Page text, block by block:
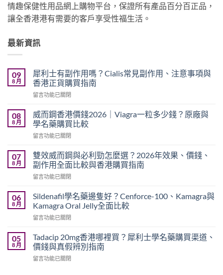
情趣保健性用品網上購物平台，保證所有產品百分百正品，
讓全香港港有需要的客戶享受性福生活。
最新資訊
09
8 月
犀利士有副作用嗎？Cialis常見副作用、注意事項與
香港正貨購買指南
在
利
士
有
副
用
嗎？
Cialis
常
副
作
注
事
項
與
留言功能已關閉
08
8 月
威而鋼香港價錢2026｜Viagra一粒多少錢？原廠與
學名藥購買比較
在
而
鋼
香
港
錢
2026
Viagra
粒
多
錢？
留言功能已關閉
07
8 月
雙效威而鋼與必利勁怎麼選？2026年效果、價錢、
副作用全面比較與香港購買指南
在
效
而
鋼
必
利
勁
怎
留言功能已關閉
06
8 月
Sildenafil學名藥邊隻好？Cenforce-100、Kamagra與
Kamagra Oral Jelly全面比較
在
學
名
藥
邊
留言功能已關閉
05
8 月
Tadacip 20mg香港哪裡買？犀利士學名藥購買渠道、
價錢與真假辨別指南
在
留言功能已關閉